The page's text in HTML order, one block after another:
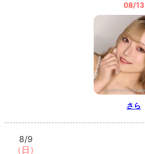
08/13
さら
8/9
（日）